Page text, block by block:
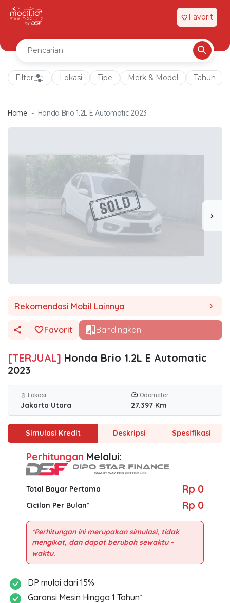
favorite Favorit
Filter Lokasi Tipe Merk & Model Tahun
Home Honda Brio 1.2L E Automatic 2023
chevron_right
Rekomendasi Mobil Lainnya chevron_right
Favorit Bandingkan
[TERJUAL] Honda Brio 1.2L E Automatic
2023
location_on Lokasi
Jakarta Utara
Odometer
27.397 Km
Simulasi Kredit Deskripsi Spesifikasi
Perhitungan Melalui:
Total Bayar Pertama Rp 0
Cicilan Per Bulan* Rp 0
*Perhitungan ini merupakan simulasi, tidak
mengikat, dan dapat berubah sewaktu -
DP mulai dari 15%
Garansi Mesin Hingga 1 Tahun*